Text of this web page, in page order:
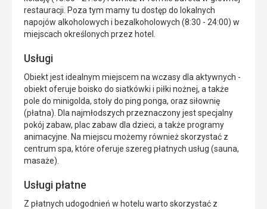
restauracji. Poza tym mamy tu dostęp do lokalnych
napojów alkoholowych i bezalkoholowych (8:30 - 24:00) w
miejscach określonych przez hotel.
Usługi
Obiekt jest idealnym miejscem na wczasy dla aktywnych -
obiekt oferuje boisko do siatkówki i piłki nożnej, a także
pole do minigolda, stoły do ping ponga, oraz siłownię
(płatna). Dla najmłodszych przeznaczony jest specjalny
pokój zabaw, plac zabaw dla dzieci, a także programy
animacyjne. Na miejscu możemy również skorzystać z
centrum spa, które oferuje szereg płatnych usług (sauna,
masaże).
Usługi płatne
Z płatnych udogodnień w hotelu warto skorzystać z